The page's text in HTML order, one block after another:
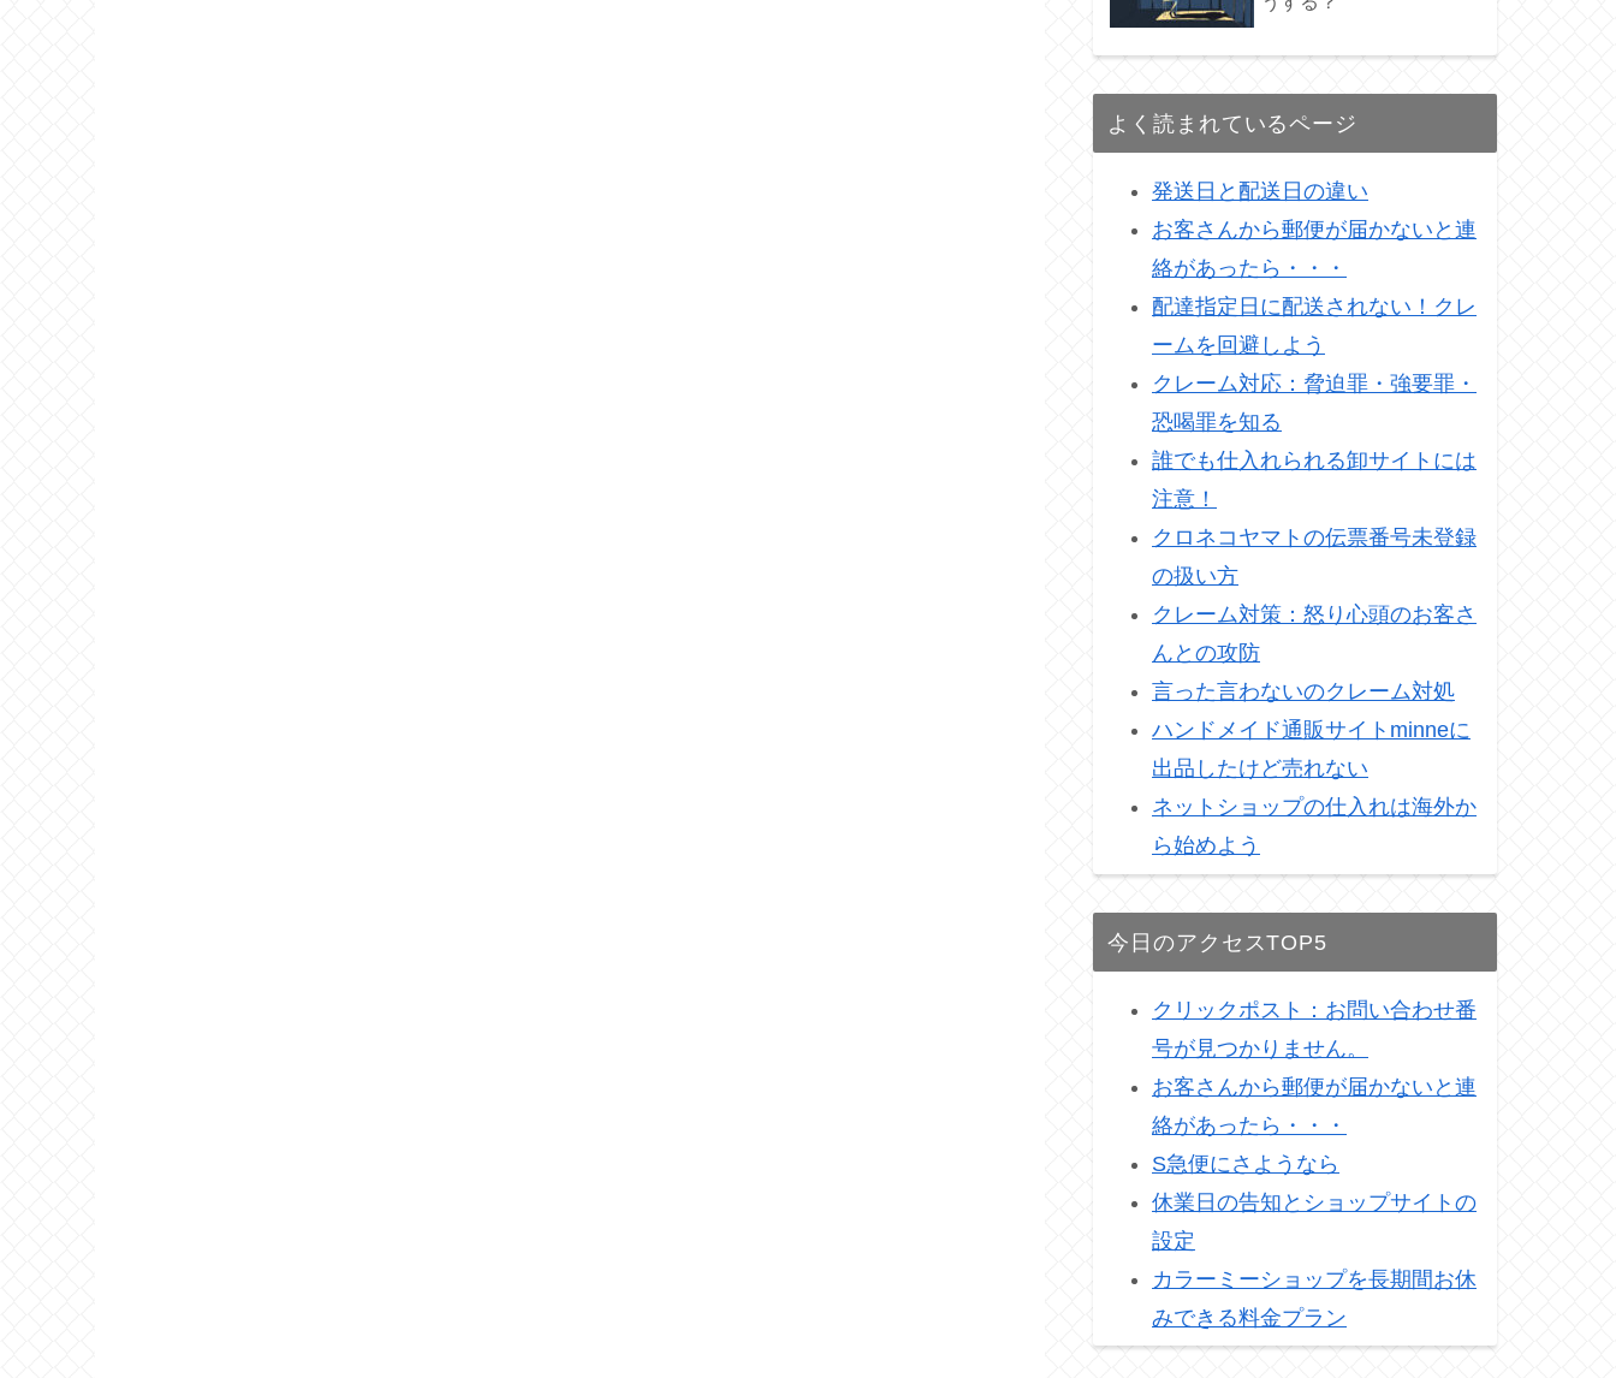
よく読まれているページ
発送日と配送日の違い
お客さんから郵便が届かないと連
絡があったら・・・
配達指定日に配送されない！クレ
ームを回避しよう
クレーム対応：脅迫罪・強要罪・
恐喝罪を知る
誰でも仕入れられる卸サイトには
注意！
クロネコヤマトの伝票番号未登録
の扱い方
クレーム対策：怒り心頭のお客さ
んとの攻防
言った言わないのクレーム対処
ハンドメイド通販サイトminneに
出品したけど売れない
ネットショップの仕入れは海外か
ら始めよう
今日のアクセスTOP5
クリックポスト：お問い合わせ番
号が見つかりません。
お客さんから郵便が届かないと連
絡があったら・・・
S急便にさようなら
休業日の告知とショップサイトの
設定
カラーミーショップを長期間お休
みできる料金プラン